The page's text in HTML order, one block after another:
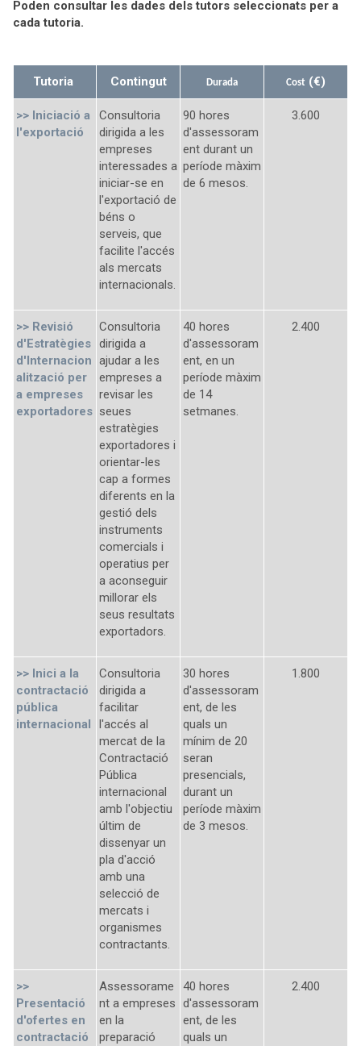
Poden consultar les dades dels tutors seleccionats per a
cada tutoria.
Tutoria Contingut Durada Cost (€)
>> Iniciació a
l'exportació
Consultoria
dirigida a les
empreses
interessades a
iniciar-se en
l'exportació de
béns o
serveis, que
facilite l'accés
als mercats
internacionals.
90 hores
d'assessoram
ent durant un
període màxim
de 6 mesos.
3.600
>> Revisió
d'Estratègies
d'Internacion
alització per
a empreses
exportadores
Consultoria
dirigida a
ajudar a les
empreses a
revisar les
seues
estratègies
exportadores i
orientar-les
cap a formes
diferents en la
gestió dels
instruments
comercials i
operatius per
a aconseguir
millorar els
seus resultats
exportadors.
40 hores
d'assessoram
ent, en un
període màxim
de 14
setmanes.
2.400
>> Inici a la
contractació
pública
internacional
Consultoria
dirigida a
facilitar
l'accés al
mercat de la
Contractació
Pública
internacional
amb l'objectiu
últim de
dissenyar un
pla d'acció
amb una
selecció de
mercats i
organismes
contractants.
30 hores
d'assessoram
ent, de les
quals un
mínim de 20
seran
presencials,
durant un
període màxim
de 3 mesos.
1.800
>>
Presentació
d'ofertes en
contractació
Assessorame
nt a empreses
en la
preparació
40 hores
d'assessoram
ent, de les
quals un
2.400